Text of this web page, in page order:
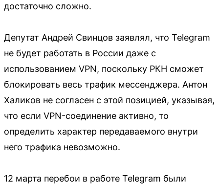
достаточно сложно.
Депутат Андрей Свинцов заявлял, что Telegram
не будет работать в России даже с
использованием VPN, поскольку РКН сможет
блокировать весь трафик мессенджера. Антон
Халиков не согласен с этой позицией, указывая,
что если VPN-соединение активно, то
определить характер передаваемого внутри
него трафика невозможно.
12 марта перебои в работе Telegram были